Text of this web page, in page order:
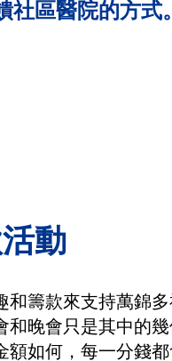
區醫院的方式。
動
籌款來支持萬錦
晚會只是其中的幾
如何，每一分錢